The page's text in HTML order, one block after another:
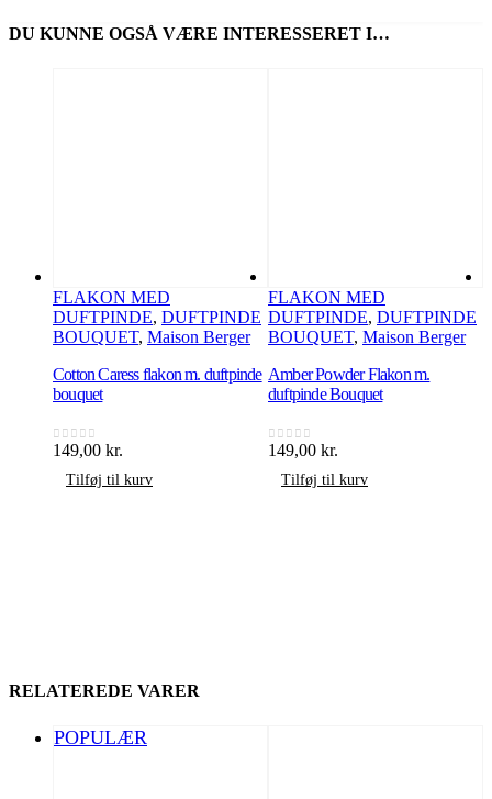
DU KUNNE OGSÅ VÆRE INTERESSERET I…
FLAKON MED
DUFTPINDE, DUFTPINDE
BOUQUET, Maison Berger
Cotton Caress flakon m. duftpinde
bouquet
ud af 5
149,00 kr.
Tilføj til kurv
FLAKON MED
DUFTPINDE, DUFTPINDE
BOUQUET, Maison Berger
Amber Powder Flakon m.
duftpinde Bouquet
ud af 5
149,00 kr.
Tilføj til kurv
RELATEREDE VARER
POPULÆR